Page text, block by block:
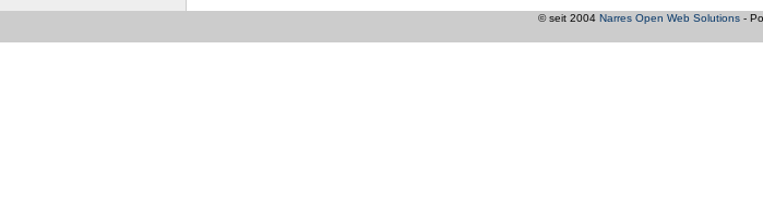
© seit 2004 Narres Open Web Solutions-